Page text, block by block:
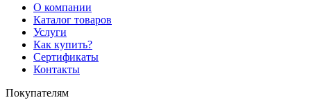
О компании
Каталог товаров
Услуги
Как купить?
Сертификаты
Контакты
Покупателям